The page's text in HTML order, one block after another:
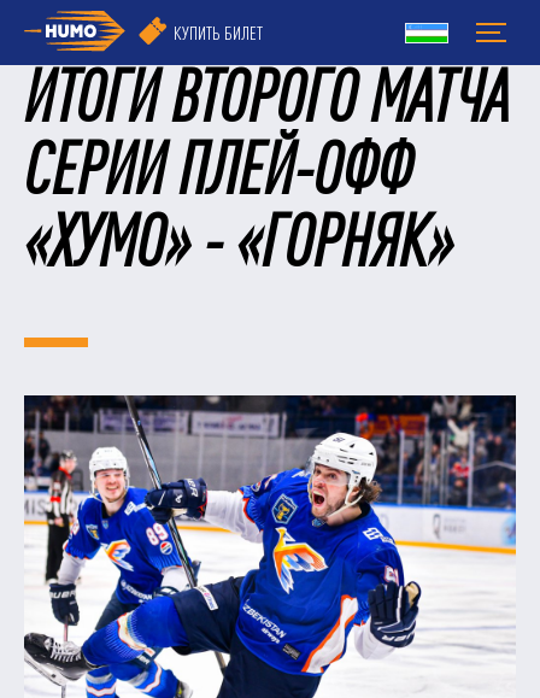
КУПИТЬ БИЛЕТ
ИТОГИ ВТОРОГО МАТЧА
СЕРИИ ПЛЕЙ-ОФФ
«ХУМО» - «ГОРНЯК»